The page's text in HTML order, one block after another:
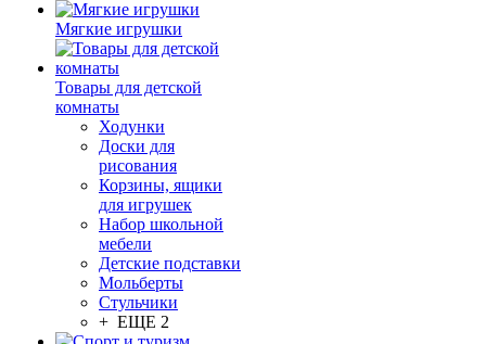
Мягкие игрушки
Товары для детской
комнаты
Ходунки
Доски для
рисования
Корзины, ящики
для игрушек
Набор школьной
мебели
Детские подставки
Мольберты
Стульчики
+ ЕЩЕ 2